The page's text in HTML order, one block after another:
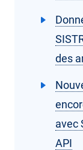
des
avec
API